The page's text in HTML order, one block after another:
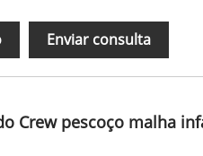
Enviar consulta
Crew pescoço malha